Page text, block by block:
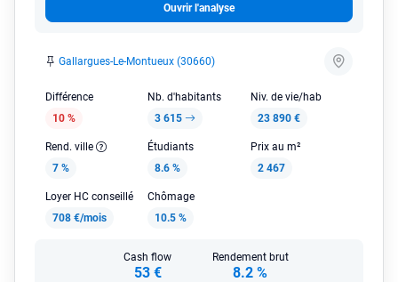
Ouvrir l'analyse
Gallargues-Le-Montueux (30660)
Différence
10 %
Nb. d'habitants
3 615
Niv. de vie/hab
23 890 €
Rend. ville
7 %
Étudiants
8.6 %
Prix au m²
2 467
Loyer HC conseillé
708 €/mois
Chômage
10.5 %
Cash flow
53 €
Rendement brut
8.2 %